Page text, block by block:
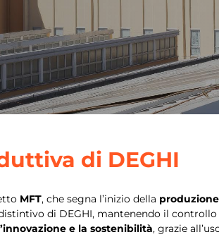
di DEGHI
MFT, che segna l’inizio della
di DEGHI, mantenendo il
e la sostenibilità, grazie